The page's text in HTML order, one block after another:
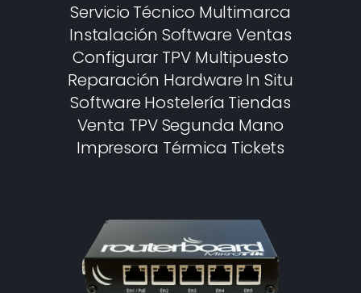
Servicio Técnico Multimarca
Instalación Software Ventas
Configurar TPV Multipuesto
Reparación Hardware In Situ
Software Hostelería Tiendas
Venta TPV Segunda Mano
Impresora Térmica Tickets